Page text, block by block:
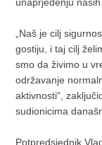
„Naš je cilj
gostiju, i taj cilj
smo da živimo u
održavanje
aktivnosti“,
sudionicima
Potpredsjednik